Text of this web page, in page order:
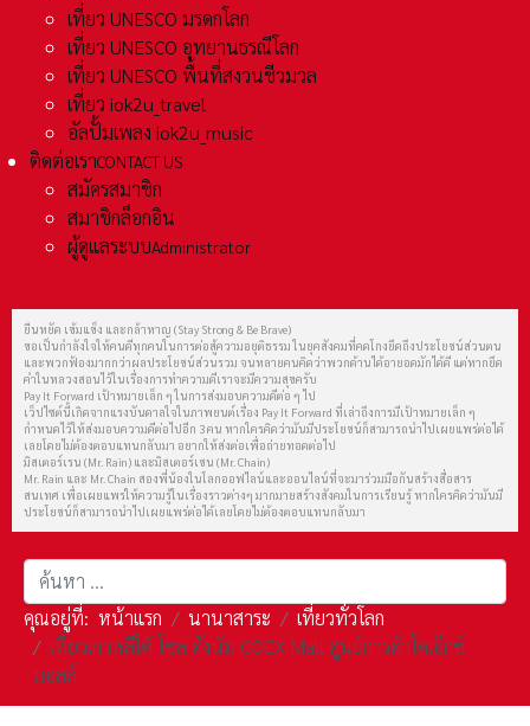
เที่ยว UNESCO มรดกโลก
เที่ยว UNESCO อุทยานธรณีโลก
เที่ยว UNESCO พื้นที่สงวนชีวมวล
เที่ยว iok2u_travel
อัลปั้มเพลง iok2u_music
ติดต่อเราCONTACT US
สมัครสมาชิก
สมาชิกล็อกอิน
ผู้ดูแลระบบAdministrator
ยืนหยัด เข้มแข็ง และกล้าหาญ (Stay Strong & Be Brave)
ขอเป็นกำลังใจให้คนดีทุกคนในการต่อสู้ความอยุติธรรม ในยุคสังคมที่คดโกงยึดถึงประโยชน์ส่วนตน
และพวกฟ้องมากกว่าผลประโยชน์ส่วนรวม จนหลายคนคิดว่าพวกด้านได้อายอดมักได้ดี แต่หากยึด
คำในหลวงสอนไว้ในเรื่องการทำความดีเราจะมีความสุขครับ
Pay It Forward เป้าหมายเล็ก ๆ ในการส่งมอบความดีต่อ ๆ ไป
เว็ปไซต์นี้เกิดจากแรงบันดาลใจในภาพยนต์เรื่อง Pay It Forward ที่เล่าถึงการมีเป้าหมายเล็ก ๆ
กำหนดไว้ให้ส่งมอบความดีต่อไปอีก 3 คน หากใครคิดว่ามันมีประโยชน์ก็สามารถนำไปเผยแพร่ต่อได้
เลยโดยไม่ต้องตอบแทนกลับมา อยากให้ส่งต่อเพื่อถ่ายทอดต่อไป
มิสเตอร์เรน (Mr. Rain) และมิสเตอร์เชน (Mr. Chain)
Mr. Rain และ Mr. Chain สองพี่น้องในโลกออฟไลน์และออนไลน์ที่จะมาร่วมมือกันสร้างสื่อสาร
สนเทศ เพื่อเผยแพร่ให้ความรู้ในเรื่องราวต่างๆ มากมายสร้างสังคมในการเรียนรู้ หากใครคิดว่ามันมี
ประโยชน์ก็สามารถนำไปเผยแพร่ต่อได้เลยโดยไม่ต้องตอบแทนกลับมา
การค้นหา
คุณอยู่ที่: หน้าแรก นานาสาระ
เที่ยวทั่วโลก
เที่ยวเกาหลีใต้ โซล คังนัม COEX Mall ศูนย์การค้าโคเอ็กซ์
มอลล์